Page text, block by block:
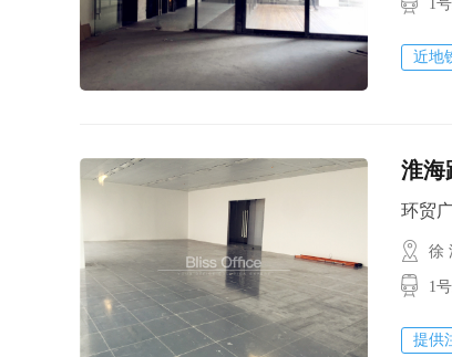
1
近地
淮海
环贸
徐
1
提供